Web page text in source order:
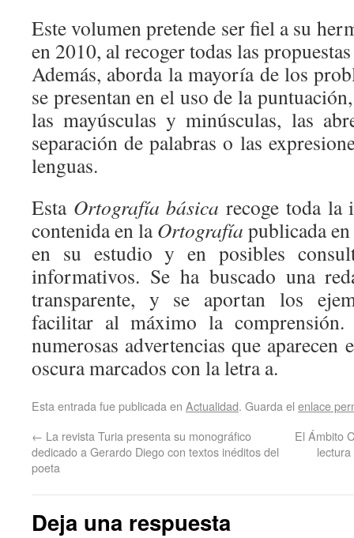
Este volumen pretende ser fiel a su
en 2010, al recoger todas las
Además, aborda la mayoría de los
se presentan en el uso de la
las mayúsculas y minúsculas, las
separación de palabras o las
lenguas.
Esta Ortografía básica recoge toda la
contenida en laOrtografía publicada
en su estudio y en posibles
informativos. Se ha buscado una
transparente, y se aportan los
facilitar al máximo la comprensión.
numerosas advertencias que aparecen
oscura marcados con la letra a.
Esta entrada fue publicada en Actualidad. Guarda el enlace
← La revista Turia presenta su monográfico
dedicado a Gerardo Diego con textos inéditos del
poeta
El Ámbito
Deja una respuesta